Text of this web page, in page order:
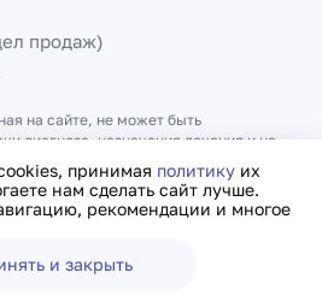
принимая политику их
нам сделать сайт лучше.
рекомендации и многое
и закрыть
продаж)
на сайте, не может быть
диагноза, назначения лечения и не
Договор оферты